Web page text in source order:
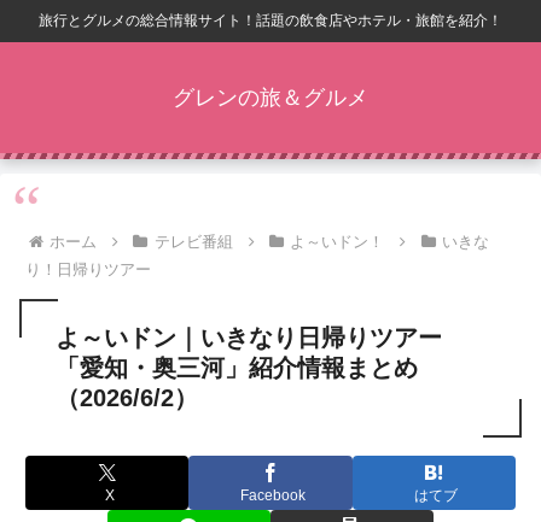
旅行とグルメの総合情報サイト！話題の飲食店やホテル・旅館を紹介！
グレンの旅＆グルメ
ホーム テレビ番組 よ～いドン！
いきな
り！日帰りツアー
よ～いドン｜いきなり日帰りツアー
「愛知・奥三河」紹介情報まとめ
（2026/6/2）
X Facebook はてブ